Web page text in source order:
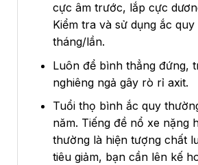
cực âm trước, lắp cực
Kiểm tra và sử dụng ắc
tháng/lần.
Luôn để bình thẳng đứng,
nghiêng ngả gây rò rỉ axit.
Tuổi thọ bình ắc quy
năm. Tiếng đề nổ xe nặng
thường là hiện tượng chất
tiêu giảm, bạn cần lên kế